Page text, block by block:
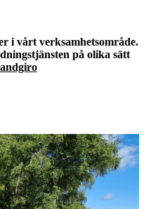
i vårt verksamhetsområde.
på olika sätt